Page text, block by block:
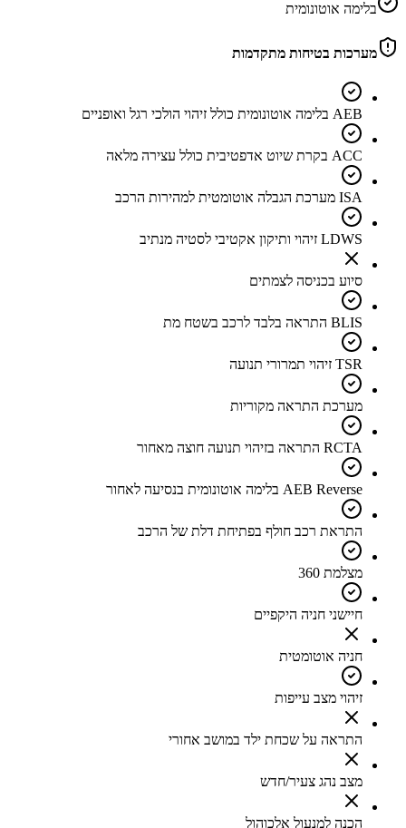
בלימה אוטונומית
מערכות בטיחות מתקדמות
AEB בלימה אוטונומית כולל זיהוי הולכי רגל ואופניים
ACC בקרת שיוט אדפטיבית כולל עצירה מלאה
ISA מערכת הגבלה אוטומטית למהירות הרכב
LDWS זיהוי ותיקון אקטיבי לסטיה מנתיב
סיוע בכניסה לצמתים
BLIS התראה בלבד לרכב בשטח מת
TSR זיהוי תמרורי תנועה
מערכת התראה מקוריות
RCTA התראה בזיהוי תנועה חוצה מאחור
AEB Reverse בלימה אוטונומית בנסיעה לאחור
התראת רכב חולף בפתיחת דלת של הרכב
מצלמת 360
חיישני חניה היקפיים
חניה אוטומטית
זיהוי מצב עייפות
התראה על שכחת ילד במושב אחורי
מצב נהג צעיר/חדש
הכנה למנעול אלכוהול